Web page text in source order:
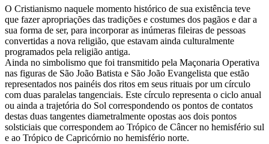
O Cristianismo naquele momento histórico de sua existência teve
que fazer apropriações das tradições e costumes dos pagãos e dar a
sua forma de ser, para incorporar as inúmeras fileiras de pessoas
convertidas a nova religião, que estavam ainda culturalmente
programados pela religião antiga.
Ainda no simbolismo que foi transmitido pela Maçonaria Operativa
nas figuras de São João Batista e São João Evangelista que estão
representados nos painéis dos ritos em seus rituais por um círculo
com duas paralelas tangenciais. Este círculo representa o ciclo anual
ou ainda a trajetória do Sol correspondendo os pontos de contatos
destas duas tangentes diametralmente opostas aos dois pontos
solsticiais que correspondem ao Trópico de Câncer no hemisfério sul
e ao Trópico de Capricórnio no hemisfério norte.